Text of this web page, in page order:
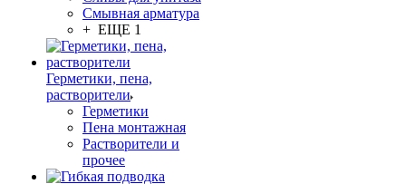
Смывная арматура
+ ЕЩЕ 1
Герметики, пена,
растворители
Герметики
Пена монтажная
Растворители и
прочее